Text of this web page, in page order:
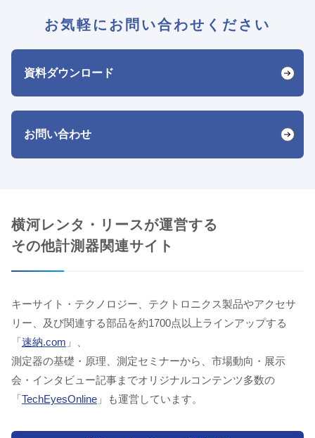
お気軽にお問い合わせください
資料ダウンロード
お問い合わせ
横河レンタ・リースが運営する
その他計測器関連サイト
キーサイト・テクノロジー、テクトロニクス製品やアクセサ
リー、及び関連する部品を約1700点以上ラインアップする
「速納.com 」、
測定器の基礎・原理、測定セミナーから、市場動向・展示
会・インタビュー記事までオリジナルコンテンツ多数の
「TechEyesOnline 」も運営しています。